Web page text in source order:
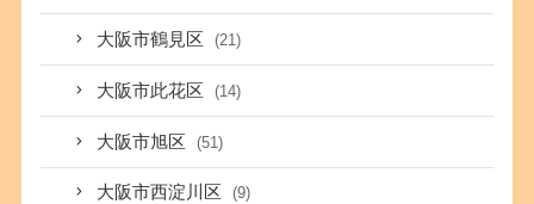
大阪市鶴見区 (21)
大阪市此花区 (14)
大阪市旭区 (51)
大阪市西淀川区 (9)